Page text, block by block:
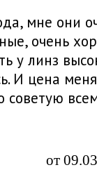
мне они
очень
у линз
И цена меня
советую
от